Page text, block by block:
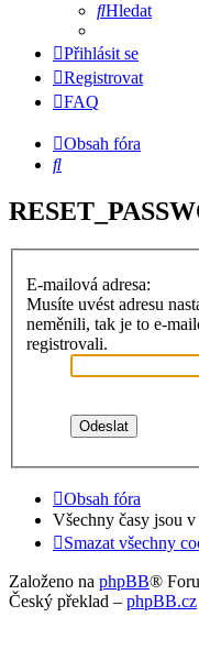
Hledat
Přihlásit se
Registrovat
FAQ
Obsah fóra
Hledat
E-mailová adresa:
Musíte uvést adresu
neměnili, tak je to e-
registrovali.
Obsah fóra
Všechny časy jsou v
Smazat všechny
Založeno na phpBB®
Český překlad – phpBB.cz